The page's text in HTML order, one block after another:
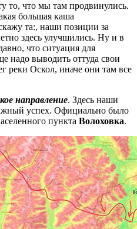
то, что мы там продвинулись.
большая каша
та:, наши позиции за
здесь улучшились. Ну и в
что ситуация для
надо выводить оттуда свои
реки Оскол, иначе они там все
направление. Здесь наши
успех. Официально было
пункта Волоховка.